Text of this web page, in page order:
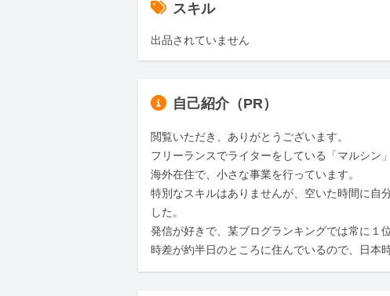
スキル
出品されていません
自己紹介（PR）
閲覧いただき、ありがとうございます。
フリーランスでライターをしている「マルシン
海外在住で、小さな事業を行っています。
特別なスキルはありませんが、空いた時間に自
した。
発信が好きで、某ブログランキングでは常に１
時差が約半日のところに住んでいるので、日本